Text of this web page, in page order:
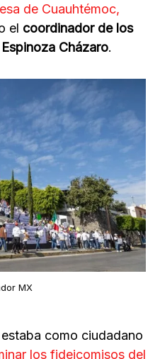
de Cuauhtémoc,
el coordinador de los
Cházaro.
MX
como ciudadano
los fideicomisos del